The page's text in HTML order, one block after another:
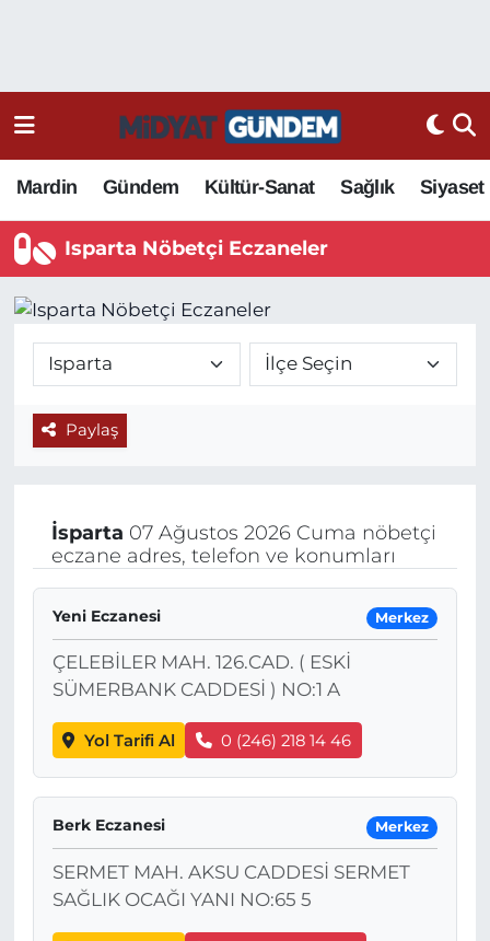
Mardin Gündem Kültür-Sanat Sağlık Siyaset
Isparta Nöbetçi Eczaneler
Paylaş
İsparta 07 Ağustos 2026 Cuma nöbetçi
eczane adres, telefon ve konumları
Yeni Eczanesi Merkez
ÇELEBİLER MAH. 126.CAD. ( ESKİ
SÜMERBANK CADDESİ ) NO:1 A
Yol Tarifi Al 0 (246) 218 14 46
Berk Eczanesi Merkez
SERMET MAH. AKSU CADDESİ SERMET
SAĞLIK OCAĞI YANI NO:65 5